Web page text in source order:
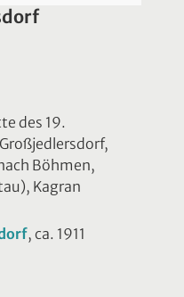
des 19.
Böhmen,
Kagran
, ca. 1911